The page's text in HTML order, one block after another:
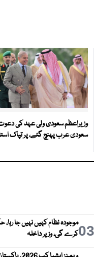
وزیراعظم سعودی ولی عہد کی
سعودی عرب پہنچ گئے، پر تپاک
03موجودہ نظام کہیں نہیں جا
کرے گی، وزیر داخلہ